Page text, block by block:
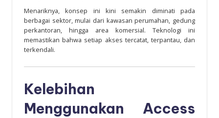
Menariknya, konsep ini kini semakin diminati pada
berbagai sektor, mulai dari kawasan perumahan, gedung
perkantoran, hingga area komersial. Teknologi ini
memastikan bahwa setiap akses tercatat, terpantau, dan
terkendali.
Kelebihan
Menggunakan Access